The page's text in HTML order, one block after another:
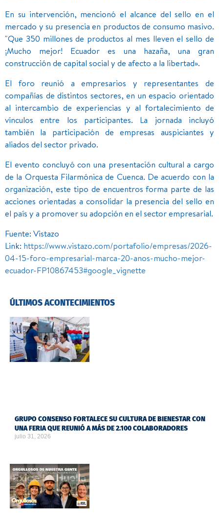
En su intervención, mencionó el alcance del sello en el
mercado y su presencia en productos de consumo masivo.
"Que 350 millones de productos al mes lleven el sello de
¡Mucho mejor! Ecuador es una hazaña, una gran
construcción de capital social y de afecto a la libertad».
El foro reunió a empresarios y representantes de
compañías de distintos sectores, en un espacio orientado
al intercambio de experiencias y al fortalecimiento de
vínculos entre los participantes. La jornada incluyó
también la participación de empresas auspiciantes y
aliados del sector privado.
El evento concluyó con una presentación cultural a cargo
de la Orquesta Filarmónica de Cuenca. De acuerdo con la
organización, este tipo de encuentros forma parte de las
acciones orientadas a consolidar la presencia del sello en
el país y a promover su adopción en el sector empresarial.
Fuente: Vistazo
Link: https://www.vistazo.com/portafolio/empresas/2026-
04-15-foro-empresarial-marca-20-anos-mucho-mejor-
ecuador-FP10867453#google_vignette
ÚLTIMOS ACONTECIMIENTOS
GRUPO CONSENSO FORTALECE SU CULTURA DE BIENESTAR CON
UNA FERIA QUE REUNIÓ A MÁS DE 2.100 COLABORADORES
julio 31, 2026